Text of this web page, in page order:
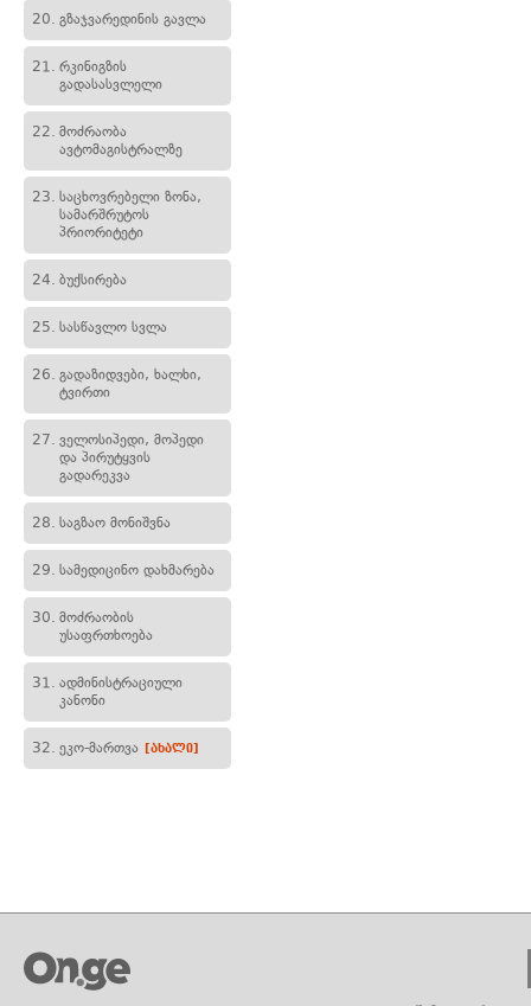
20. გზაჯვარედინის გავლა
21. რკინიგზის
გადასასვლელი
22. მოძრაობა
ავტომაგისტრალზე
23. საცხოვრებელი ზონა,
სამარშრუტოს
პრიორიტეტი
24. ბუქსირება
25. სასწავლო სვლა
26. გადაზიდვები, ხალხი,
ტვირთი
27. ველოსიპედი, მოპედი
და პირუტყვის
გადარეკვა
28. საგზაო მონიშვნა
29. სამედიცინო დახმარება
30. მოძრაობის
უსაფრთხოება
31. ადმინისტრაციული
კანონი
32. ეკო-მართვა [ახალი]